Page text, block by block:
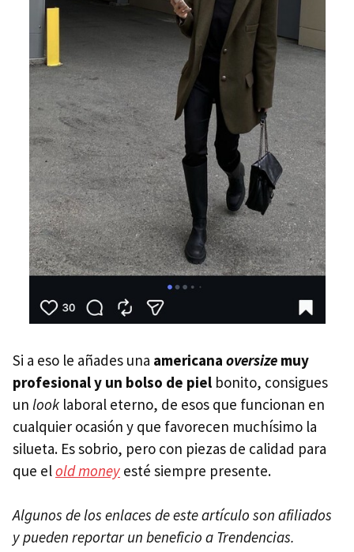
Si a eso le añades una americana oversize muy
profesional y un bolso de piel bonito, consigues
un look laboral eterno, de esos que funcionan en
cualquier ocasión y que favorecen muchísimo la
silueta. Es sobrio, pero con piezas de calidad para
que elold money esté siempre presente.
Algunos de los enlaces de este artículo son afiliados
y pueden reportar un beneficio a Trendencias.